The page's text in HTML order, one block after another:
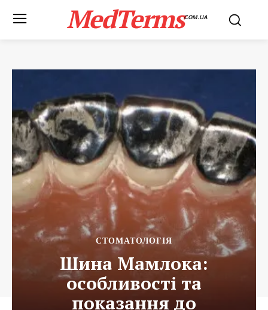
MedTermsCOM.UA
СТОМАТОЛОГІЯ
Шина Мамлока:
особливості та
показання до